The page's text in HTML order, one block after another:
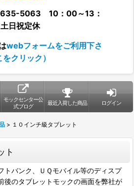
5063 10：00～13：
日祝定休
webフォームをご利用下さ
クリック）
モックセンター公
式ブログ
最近入荷した商品 ログイン
> １０インチ級タブレット
ト
トバンク、ＵＱモバイル等のディスプ
後のタブレットモックの画面を弊社が